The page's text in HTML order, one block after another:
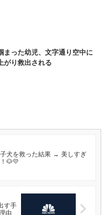
まった幼児、文字通り空中に
がり救出される
犬を救った結果 → 美しすぎ
🐶💛
す手
由